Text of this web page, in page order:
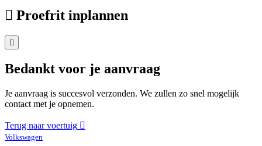
Proefrit inplannen
Bedankt voor je aanvraag
Je aanvraag is succesvol verzonden. We zullen zo snel mogelijk
contact met je opnemen.
Terug naar voertuig
Volkswagen